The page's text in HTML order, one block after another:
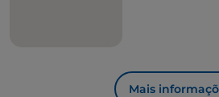
Mais